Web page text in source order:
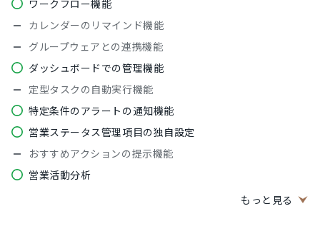
ワークフロー機能
カレンダーのリマインド機能
グループウェアとの連携機能
ダッシュボードでの管理機能
定型タスクの自動実行機能
特定条件のアラートの通知機能
営業ステータス管理項目の独自設定
おすすめアクションの提示機能
営業活動分析
もっと見る